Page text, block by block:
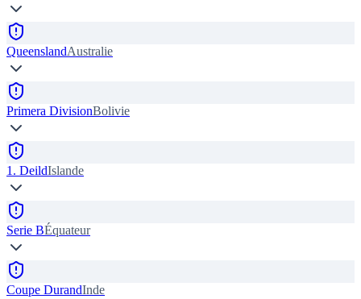
QueenslandAustralie
Primera DivisionBolivie
1. DeildIslande
Serie BÉquateur
Coupe DurandInde